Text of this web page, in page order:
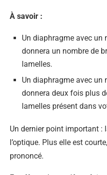
À savoir :
Un diaphragme avec un
donnera un nombre de
lamelles.
Un diaphragme avec un
donnera deux fois plus
lamelles présent dans
Un dernier point important :
l’optique. Plus elle est
prononcé.